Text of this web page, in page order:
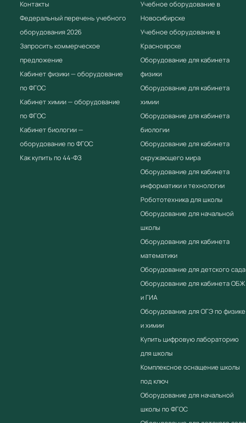
Контакты
Федеральный перечень учебного
оборудования 2026
Запросить коммерческое
предложение
Кабинет физики — оборудование
по ФГОС
Кабинет химии — оборудование
по ФГОС
Кабинет биологии —
оборудование по ФГОС
Как купить по 44-ФЗ
Учебное оборудование в
Новосибирске
Учебное оборудование в
Красноярске
Оборудование для кабинета
физики
Оборудование для кабинета
химии
Оборудование для кабинета
биологии
Оборудование для кабинета
окружающего мира
Оборудование для кабинета
информатики и технологии
Робототехника для школы
Оборудование для начальной
школы
Оборудование для кабинета
математики
Оборудование для детского сада
Оборудование для кабинета ОБЖ
и ГИА
Оборудование для ОГЭ по физике
и химии
Купить цифровую лабораторию
для школы
Комплексное оснащение школы
под ключ
Оборудование для начальной
школы по ФГОС